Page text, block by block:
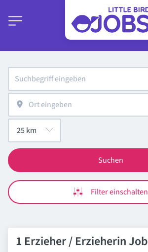
Suchen
Filter einschalten
1 Erzieher / Erzieherin